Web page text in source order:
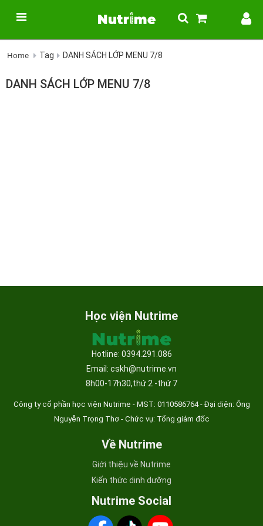
Home Tag DANH SÁCH LỚP MENU 7/8
DANH SÁCH LỚP MENU 7/8
Học viện Nutrime
Hotline: 0394.291.086
Email: cskh@nutrime.vn
8h00-17h30,thứ 2 -thứ 7
Công ty cổ phần học viện Nutrime - MST: 0110586764 - Đại diện: Ông
Nguyễn Trọng Thơ - Chức vụ: Tổng giám đốc
Về Nutrime
Giới thiệu về Nutrime
Kiến thức dinh dưỡng
Nutrime Social